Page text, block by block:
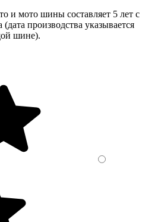
и мото шины составляет 5 лет с
производства указывается
шине).